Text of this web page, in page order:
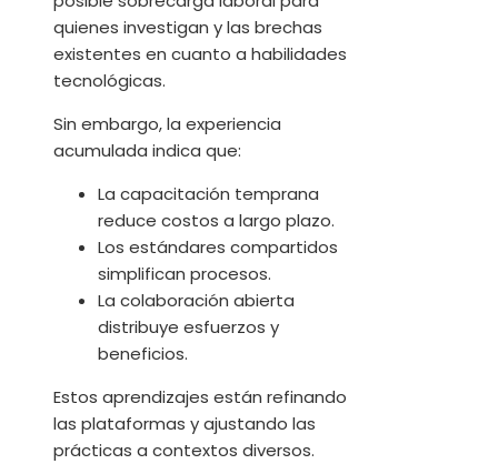
quienes investigan y las brechas
existentes en cuanto a habilidades
tecnológicas.
Sin embargo, la experiencia
acumulada indica que:
La capacitación temprana
reduce costos a largo plazo.
Los estándares compartidos
simplifican procesos.
La colaboración abierta
distribuye esfuerzos y
beneficios.
Estos aprendizajes están refinando
las plataformas y ajustando las
prácticas a contextos diversos.